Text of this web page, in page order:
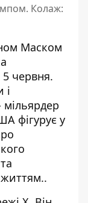
Колаж:
Маском
5 червня.
і
фігурує у
життям..